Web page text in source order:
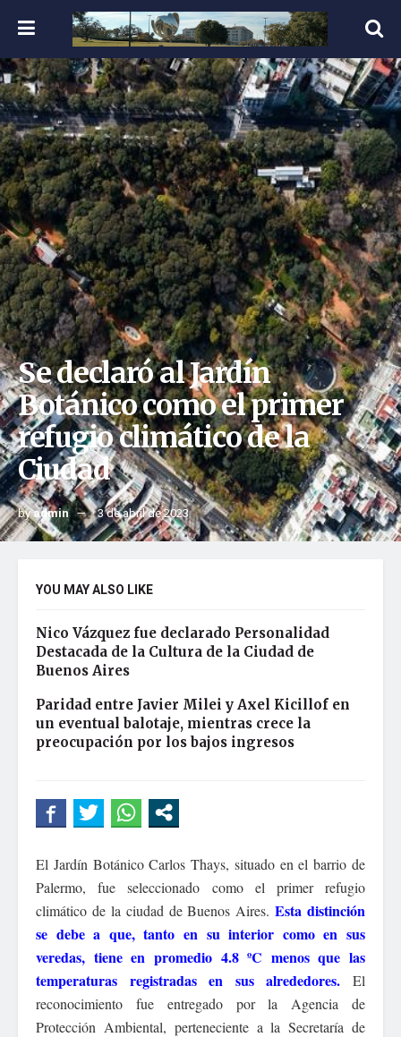
Se declaró al Jardín
Botánico como el primer
refugio climático de la
Ciudad
byadmin 3 de abril de 2023
YOU MAY ALSO LIKE
Nico Vázquez fue declarado Personalidad
Destacada de la Cultura de la Ciudad de
Buenos Aires
Paridad entre Javier Milei y Axel Kicillof en
un eventual balotaje, mientras crece la
preocupación por los bajos ingresos
El Jardín Botánico Carlos Thays, situado en el barrio de
Palermo, fue seleccionado como el primer refugio
climático de la ciudad de Buenos Aires.Esta distinción
se debe a que, tanto en su interior como en sus
veredas, tiene en promedio 4.8 ºC menos que las
temperaturas registradas en sus alrededores.
El
reconocimiento fue entregado por la Agencia de
Protección Ambiental, perteneciente a la Secretaría de